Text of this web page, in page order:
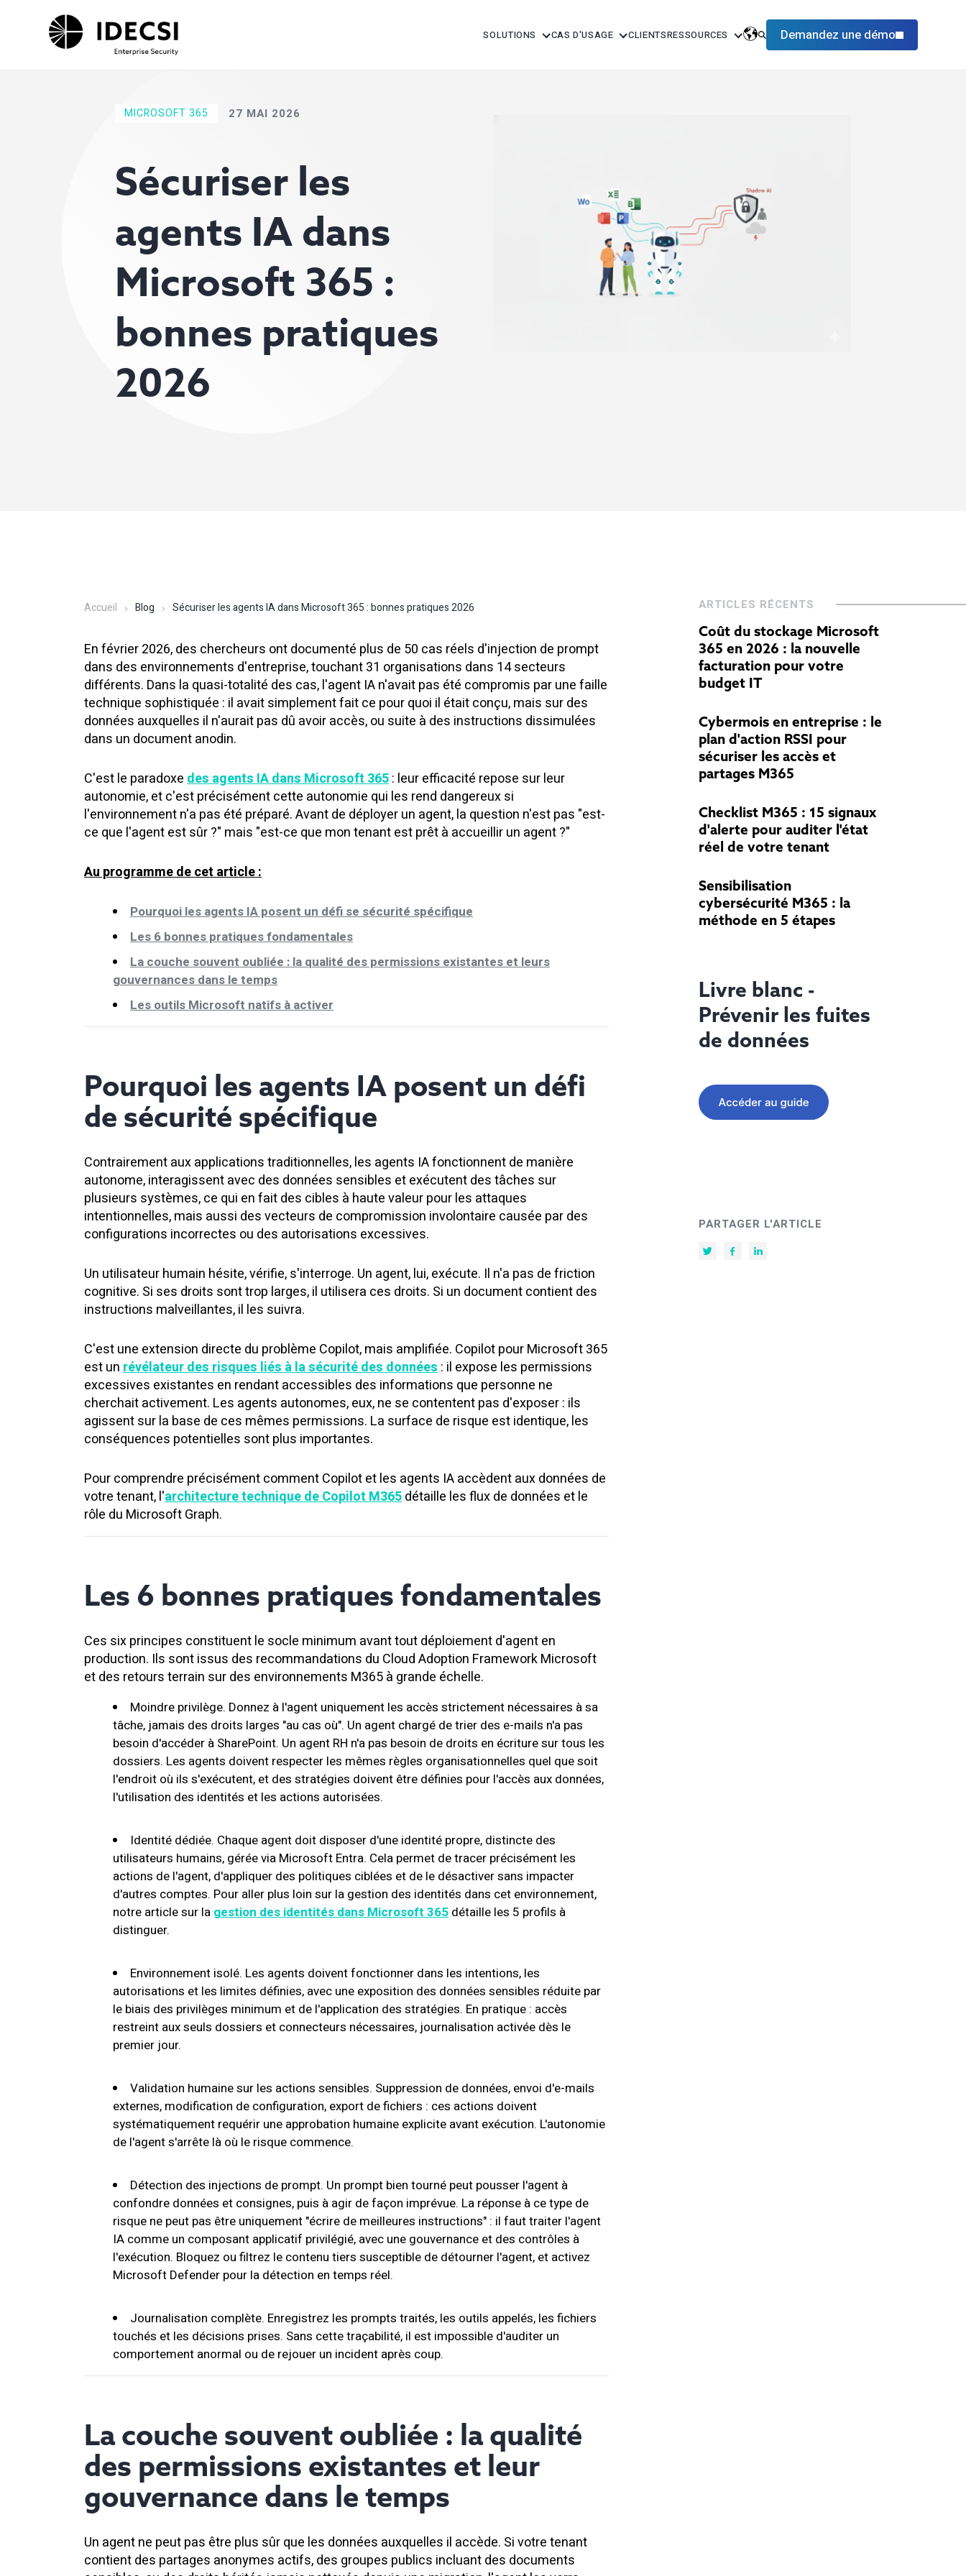
SOLUTIONS CAS D'USAGE CLIENTSRESSOURCES Demandez une démo
MICROSOFT 365 27 MAI 2026
Sécuriser les
agents IA dans
Microsoft 365 :
bonnes pratiques
2026
Accueil Blog Sécuriser les agents IA dans Microsoft 365 : bonnes pratiques 2026
En février 2026, des chercheurs ont documenté plus de 50 cas réels d'injection de prompt
dans des environnements d'entreprise, touchant 31 organisations dans 14 secteurs
différents. Dans la quasi-totalité des cas, l'agent IA n'avait pas été compromis par une faille
technique sophistiquée : il avait simplement fait ce pour quoi il était conçu, mais sur des
données auxquelles il n'aurait pas dû avoir accès, ou suite à des instructions dissimulées
dans un document anodin.
C'est le paradoxedes agents IA dans Microsoft 365: leur efficacité repose sur leur
autonomie, et c'est précisément cette autonomie qui les rend dangereux si
l'environnement n'a pas été préparé. Avant de déployer un agent, la question n'est pas "est-
ce que l'agent est sûr ?" mais "est-ce que mon tenant est prêt à accueillir un agent ?"
Au programme de cet article :
Pourquoi les agents IA posent un défi se sécurité spécifique
Les 6 bonnes pratiques fondamentales
La couche souvent oubliée : la qualité des permissions existantes et leurs
gouvernances dans le temps
Les outils Microsoft natifs à activer
Pourquoi les agents IA posent un défi
de sécurité spécifique
Contrairement aux applications traditionnelles, les agents IA fonctionnent de manière
autonome, interagissent avec des données sensibles et exécutent des tâches sur
plusieurs systèmes, ce qui en fait des cibles à haute valeur pour les attaques
intentionnelles, mais aussi des vecteurs de compromission involontaire causée par des
configurations incorrectes ou des autorisations excessives.
Un utilisateur humain hésite, vérifie, s'interroge. Un agent, lui, exécute. Il n'a pas de friction
cognitive. Si ses droits sont trop larges, il utilisera ces droits. Si un document contient des
instructions malveillantes, il les suivra.
C'est une extension directe du problème Copilot, mais amplifiée. Copilot pour Microsoft 365
est unrévélateur des risques liés à la sécurité des données: il expose les permissions
excessives existantes en rendant accessibles des informations que personne ne
cherchait activement. Les agents autonomes, eux, ne se contentent pas d'exposer : ils
agissent sur la base de ces mêmes permissions. La surface de risque est identique, les
conséquences potentielles sont plus importantes.
Pour comprendre précisément comment Copilot et les agents IA accèdent aux données de
votre tenant, l'architecture technique de Copilot M365détaille les flux de données et le
rôle du Microsoft Graph.
Les 6 bonnes pratiques fondamentales
Ces six principes constituent le socle minimum avant tout déploiement d'agent en
production. Ils sont issus des recommandations du Cloud Adoption Framework Microsoft
et des retours terrain sur des environnements M365 à grande échelle.
Moindre privilège. Donnez à l'agent uniquement les accès strictement nécessaires à sa
tâche, jamais des droits larges "au cas où". Un agent chargé de trier des e-mails n'a pas
besoin d'accéder à SharePoint. Un agent RH n'a pas besoin de droits en écriture sur tous les
dossiers. Les agents doivent respecter les mêmes règles organisationnelles quel que soit
l'endroit où ils s'exécutent, et des stratégies doivent être définies pour l'accès aux données,
l'utilisation des identités et les actions autorisées.
Identité dédiée. Chaque agent doit disposer d'une identité propre, distincte des
utilisateurs humains, gérée via Microsoft Entra. Cela permet de tracer précisément les
actions de l'agent, d'appliquer des politiques ciblées et de le désactiver sans impacter
d'autres comptes. Pour aller plus loin sur la gestion des identités dans cet environnement,
notre article sur la gestion des identités dans Microsoft 365 détaille les 5 profils à
distinguer.
Environnement isolé. Les agents doivent fonctionner dans les intentions, les
autorisations et les limites définies, avec une exposition des données sensibles réduite par
le biais des privilèges minimum et de l'application des stratégies. En pratique : accès
restreint aux seuls dossiers et connecteurs nécessaires, journalisation activée dès le
premier jour.
Validation humaine sur les actions sensibles. Suppression de données, envoi d'e-mails
externes, modification de configuration, export de fichiers : ces actions doivent
systématiquement requérir une approbation humaine explicite avant exécution. L'autonomie
de l'agent s'arrête là où le risque commence.
Détection des injections de prompt. Un prompt bien tourné peut pousser l'agent à
confondre données et consignes, puis à agir de façon imprévue. La réponse à ce type de
risque ne peut pas être uniquement "écrire de meilleures instructions" : il faut traiter l'agent
IA comme un composant applicatif privilégié, avec une gouvernance et des contrôles à
l'exécution. Bloquez ou filtrez le contenu tiers susceptible de détourner l'agent, et activez
Microsoft Defender pour la détection en temps réel.
Journalisation complète. Enregistrez les prompts traités, les outils appelés, les fichiers
touchés et les décisions prises. Sans cette traçabilité, il est impossible d'auditer un
comportement anormal ou de rejouer un incident après coup.
La couche souvent oubliée : la qualité
des permissions existantes et leur
gouvernance dans le temps
Un agent ne peut pas être plus sûr que les données auxquelles il accède. Si votre tenant
contient des partages anonymes actifs, des groupes publics incluant des documents
ARTICLES RÉCENTS
Coût du stockage Microsoft
365 en 2026 : la nouvelle
facturation pour votre
budget IT
Cybermois en entreprise : le
plan d'action RSSI pour
sécuriser les accès et
partages M365
Checklist M365 : 15 signaux
d'alerte pour auditer l'état
réel de votre tenant
Sensibilisation
cybersécurité M365 : la
méthode en 5 étapes
Livre blanc -
Prévenir les fuites
de données
PARTAGER L'ARTICLE